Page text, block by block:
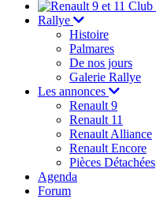
Rallye
Histoire
Palmares
De nos jours
Galerie Rallye
Les annonces
Renault 9
Renault 11
Renault Alliance
Renault Encore
Pièces Détachées
Agenda
Forum